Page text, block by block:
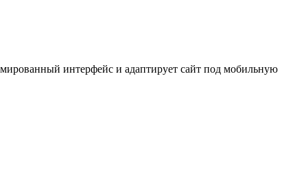
интерфейс и адаптирует сайт под мобильную